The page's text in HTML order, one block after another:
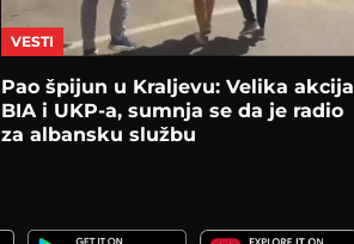
VESTI
Pao špijun u Kraljevu: Velika akcija
BIA i UKP-a, sumnja se da je radio
za albansku službu